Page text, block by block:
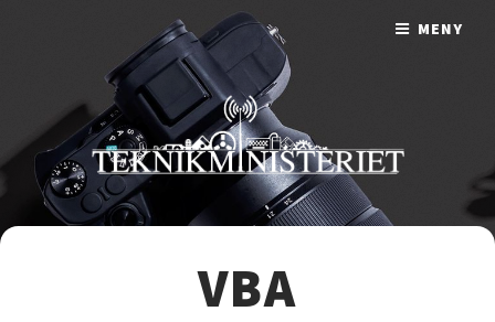
VBA
MENY